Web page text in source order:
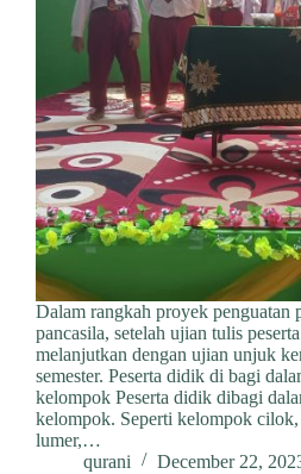
Dalam rangkah proyek penguatan
pancasila, setelah ujian tulis
melanjutkan dengan ujian unjuk
semester. Peserta didik di bagi
kelompok Peserta didik dibagi
kelompok. Seperti kelompok
lumer,…
qurani
December 22,